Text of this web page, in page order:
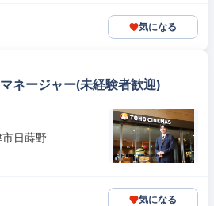
気になる
ネージャー(未経験者歓迎)
日蒔野
気になる